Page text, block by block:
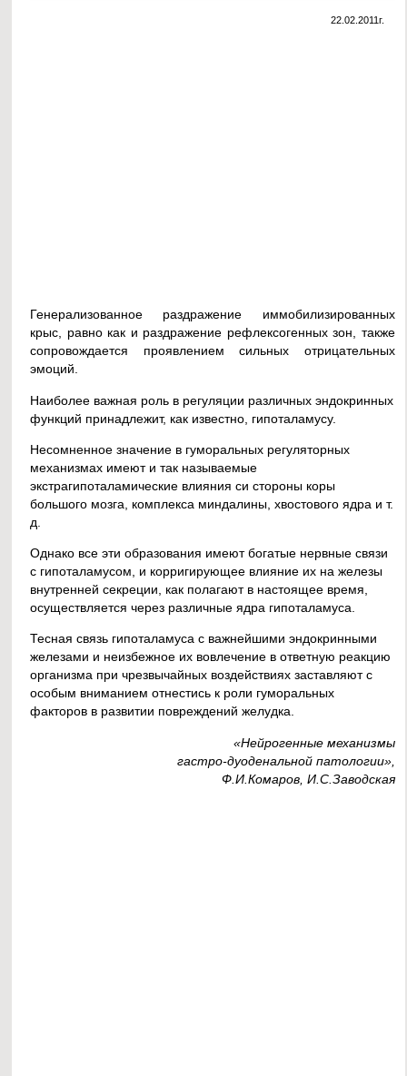
22.02.2011г.
Генерализованное раздражение иммобилизированных
крыс, равно как и раздражение рефлексогенных зон, также
сопровождается проявлением сильных отрицательных
эмоций.
Наиболее важная роль в регуляции различных эндокринных
функций принадлежит, как известно, гипоталамусу.
Несомненное значение в гуморальных регуляторных
механизмах имеют и так называемые
экстрагипоталамические влияния си стороны коры
большого мозга, комплекса миндалины, хвостового ядра и т.
д.
Однако все эти образования имеют богатые нервные связи
с гипоталамусом, и корригирующее влияние их на железы
внутренней секреции, как полагают в настоящее время,
осуществляется через различные ядра гипоталамуса.
Тесная связь гипоталамуса с важнейшими эндокринными
железами и неизбежное их вовлечение в ответную реакцию
организма при чрезвычайных воздействиях заставляют с
особым вниманием отнестись к роли гуморальных
факторов в развитии повреждений желудка.
«Нейрогенные механизмы
гастро-дуоденальной патологии»,
Ф.И.Комаров, И.С.Заводская